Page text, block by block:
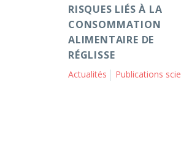
RISQUES LIÉS À LA
CONSOMMATION
ALIMENTAIRE DE
RÉGLISSE
Actualités Publications scientifiques